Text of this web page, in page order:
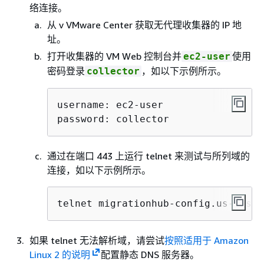
络连接。
从 v VMware Center 获取无代理收集器的 IP 地
址。
打开收集器的 VM Web 控制台并ec2-user 使用
密码登录 collector ，如以下示例所示。
username: ec2-user
password: collector
通过在端口 443 上运行 telnet 来测试与所列域的
连接，如以下示例所示。
telnet migrationhub-config.us-west-
如果 telnet 无法解析域，请尝试按照适用于 Amazon
Linux 2 的说明
配置静态 DNS 服务器。